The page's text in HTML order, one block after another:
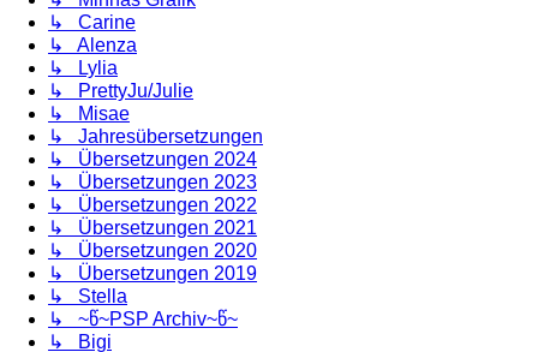
↳ Carine
↳ Alenza
↳ Lylia
↳ PrettyJu/Julie
↳ Misae
↳ Jahresübersetzungen
↳ Übersetzungen 2024
↳ Übersetzungen 2023
↳ Übersetzungen 2022
↳ Übersetzungen 2021
↳ Übersetzungen 2020
↳ Übersetzungen 2019
↳ Stella
↳ ~წ~PSP Archiv~წ~
↳ Bigi